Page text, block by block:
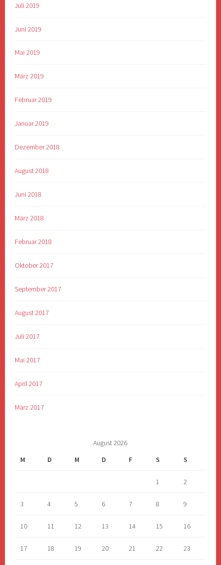
Juli 2019
Juni 2019
Mai 2019
März 2019
Februar 2019
Januar 2019
Dezember 2018
August 2018
Juni 2018
März 2018
Februar 2018
Oktober 2017
September 2017
August 2017
Juli 2017
Mai 2017
April 2017
März 2017
August 2026
M
D M D F S S
1 2
3 4 5 6 7 8 9
10 11 12 13 14 15 16
17 18 19 20 21 22 23